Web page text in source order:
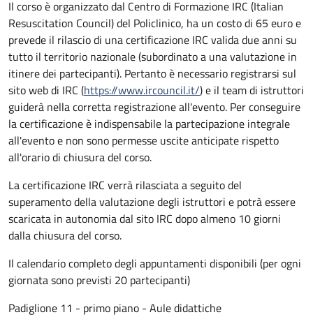
Il corso è organizzato dal Centro di Formazione IRC (Italian
Resuscitation Council) del Policlinico, ha un costo di 65 euro e
prevede il rilascio di una certificazione IRC valida due anni su
tutto il territorio nazionale (subordinato a una valutazione in
itinere dei partecipanti). Pertanto è necessario registrarsi sul
sito web di IRC (https://www.ircouncil.it/) e il team di istruttori
guiderà nella corretta registrazione all'evento. Per conseguire
la certificazione è indispensabile la partecipazione integrale
all'evento e non sono permesse uscite anticipate rispetto
all'orario di chiusura del corso.
La certificazione IRC verrà rilasciata a seguito del
superamento della valutazione degli istruttori e potrà essere
scaricata in autonomia dal sito IRC dopo almeno 10 giorni
dalla chiusura del corso.
Il calendario completo degli appuntamenti disponibili (per ogni
giornata sono previsti 20 partecipanti)
Padiglione 11 - primo piano - Aule didattiche